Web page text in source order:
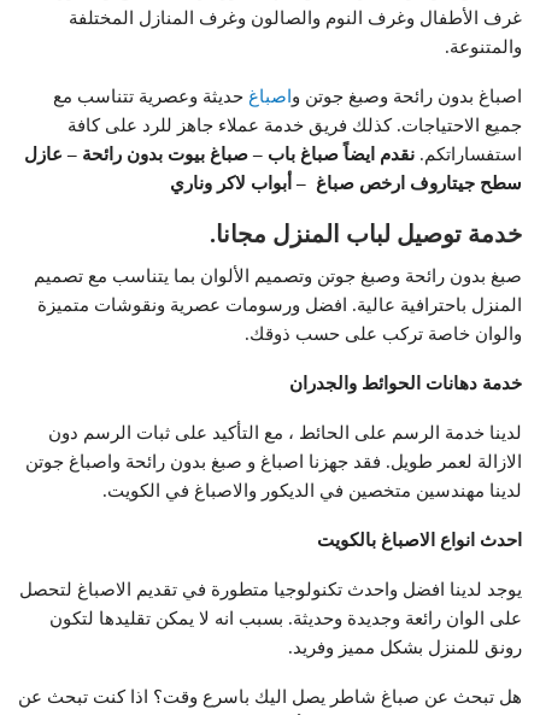
غرف الأطفال وغرف النوم والصالون وغرف المنازل المختلفة
والمتنوعة.
اصباغ بدون رائحة وصبغ جوتن و اصباغ حديثة وعصرية تتناسب مع
جميع الاحتياجات. كذلك فريق خدمة عملاء جاهز للرد على كافة
استفساراتكم. نقدم ايضاً صباغ باب – صباغ بيوت بدون رائحة – عازل
سطح جيتاروف ارخص صباغ – أبواب لاكر وناري
خدمة توصيل لباب المنزل مجانا.
صبغ بدون رائحة وصبغ جوتن وتصميم الألوان بما يتناسب مع تصميم
المنزل باحترافية عالية. افضل ورسومات عصرية ونقوشات متميزة
والوان خاصة تركب على حسب ذوقك.
خدمة دهانات الحوائط والجدران
لدينا خدمة الرسم على الحائط ، مع التأكيد على ثبات الرسم دون
الازالة لعمر طويل. فقد جهزنا اصباغ و صبغ بدون رائحة واصباغ جوتن
لدينا مهندسين متخصين في الديكور والاصباغ في الكويت.
احدث انواع الاصباغ بالكويت
يوجد لدينا افضل واحدث تكنولوجيا متطورة في تقديم الاصباغ لتحصل
على الوان رائعة وجديدة وحديثة. بسبب انه لا يمكن تقليدها لتكون
رونق للمنزل بشكل مميز وفريد.
هل تبحث عن صباغ شاطر يصل اليك باسرع وقت؟ اذا كنت تبحث عن